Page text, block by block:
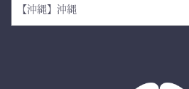
【沖縄】沖縄